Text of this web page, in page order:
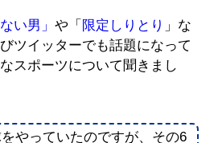
い男」 や「 限定しりとり 」な
ツイッターでも話題になって
スポーツについて聞きまし
やっていたのですが、その6